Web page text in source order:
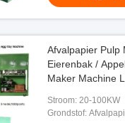
Afvalpapier Pulp
Eierenbak /
Maker Machine
Stroom: 20-100KW
Grondstof: